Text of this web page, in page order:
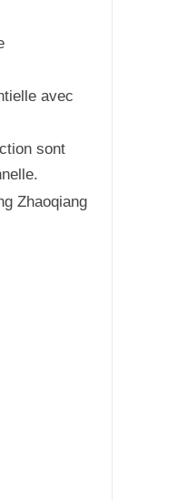
avec
sont
Zhaoqiang